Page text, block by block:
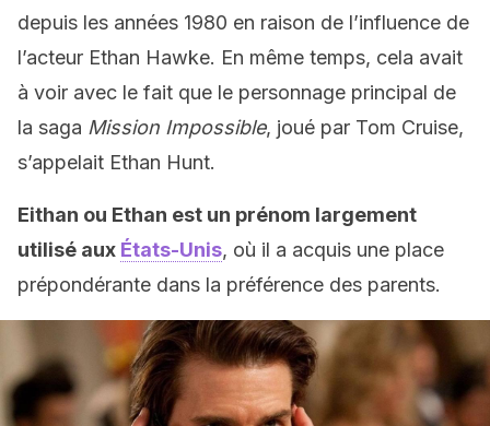
depuis les années 1980 en raison de l’influence de
l’acteur Ethan Hawke. En même temps, cela avait
à voir avec le fait que le personnage principal de
la saga Mission Impossible, joué par Tom Cruise,
s’appelait Ethan Hunt.
Eithan ou Ethan est un prénom largement
utilisé aux États-Unis, où il a acquis une place
prépondérante dans la préférence des parents.